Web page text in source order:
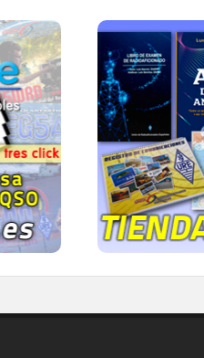
tres
gorras,
IR A